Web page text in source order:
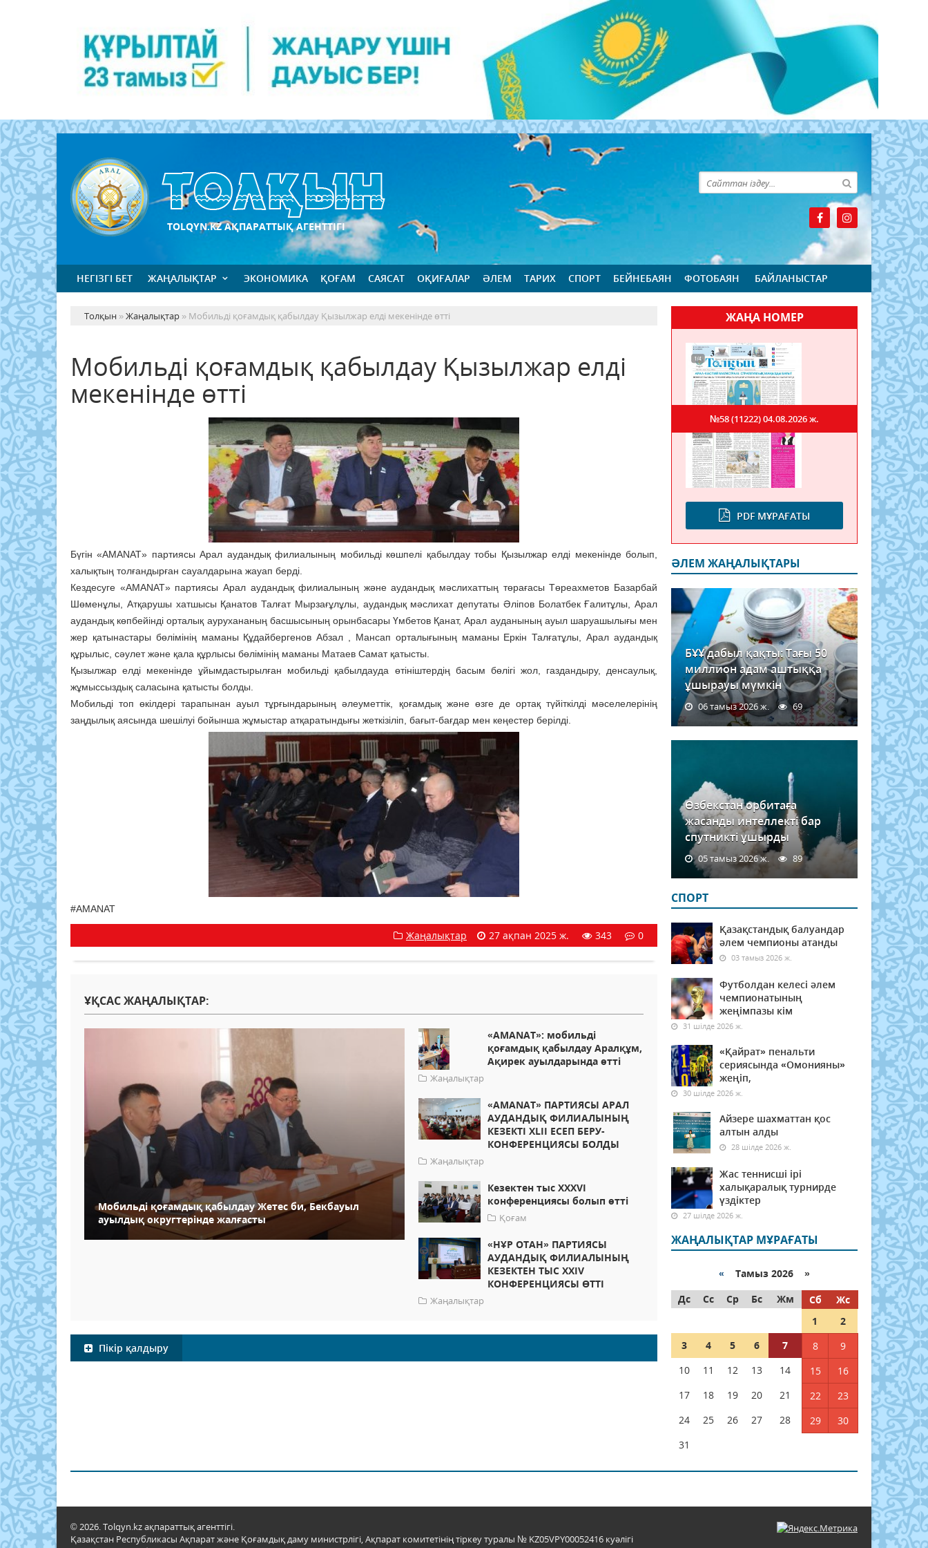
TOLQYN.KZ АҚПАРАТТЫҚ АГЕНТТІГІ
НЕГІЗГІ БЕТ ЖАҢАЛЫҚТАР ЭКОНОМИКА ҚОҒАМ САЯСАТ ОҚИҒАЛАР ӘЛЕМ ТАРИХ СПОРТ БЕЙНЕБАЯН ФОТОБАЯН БАЙЛАНЫСТАР
Толқын »Жаңалықтар » Мобильді қоғамдық қабылдау Қызылжар елді мекенінде өтті
Мобильді қоғамдық қабылдау Қызылжар елді
мекенінде өтті
Бүгін «AMANAT» партиясы Арал аудандық филиалының мобильді көшпелі қабылдау тобы Қызылжар елді мекенінде болып,
халықтың толғандырған сауалдарына жауап берді.
Кездесуге «AMANAT» партиясы Арал аудандық филиалының және аудандық мәслихаттың төрағасы Төреахметов Базарбай
Шөменұлы, Атқарушы хатшысы Қанатов Талғат Мырзағұлұлы, аудандық мәслихат депутаты Әліпов Болатбек Ғалитұлы, Арал
аудандық көпбейінді орталық аурухананың басшысының орынбасары Үмбетов Қанат, Арал ауданының ауыл шаруашылығы мен
жер қатынастары бөлімінің маманы Құдайбергенов Абзал , Мансап орталығының маманы Еркін Талғатұлы, Арал аудандық
құрылыс, сәулет және қала құрлысы бөлімінің маманы Матаев Самат қатысты.
Қызылжар елді мекенінде ұйымдастырылған мобильді қабылдауда өтініштердің басым бөлігі жол, газдандыру, денсаулық,
жұмыссыздық саласына қатысты болды.
Мобильді топ өкілдері тарапынан ауыл тұрғындарының әлеуметтік, қоғамдық және өзге де ортақ түйіткілді мәселелерінің
заңдылық аясында шешілуі бойынша жұмыстар атқаратындығы жеткізіліп, бағыт-бағдар мен кеңестер берілді.
#AMANAT
Жаңалықтар 27 ақпан 2025 ж. 343 0
ҰҚСАС ЖАҢАЛЫҚТАР:
Мобильді қоғамдық қабылдау Жетес би, Бекбауыл
ауылдық округтерінде жалғасты
«AMANAT»: мобильді
қоғамдық қабылдау Аралқұм,
Ақирек ауылдарында өтті
Жаңалықтар
«AMANAT» ПАРТИЯСЫ АРАЛ
АУДАНДЫҚ ФИЛИАЛЫНЫҢ
КЕЗЕКТІ XLII ЕСЕП БЕРУ-
КОНФЕРЕНЦИЯСЫ БОЛДЫ
Жаңалықтар
Кезектен тыс ХХХVI
конференциясы болып өтті
Қоғам
«НҰР ОТАН» ПАРТИЯСЫ
АУДАНДЫҚ ФИЛИАЛЫНЫҢ
КЕЗЕКТЕН ТЫС XXIV
КОНФЕРЕНЦИЯСЫ ӨТТІ
Жаңалықтар
Пікір қалдыру
ЖАҢА НОМЕР
PDF МҰРАҒАТЫ
№58 (11222)04.08.2026 ж.
ӘЛЕМ ЖАҢАЛЫҚТАРЫ
БҰҰ дабыл қақты: Тағы 50
миллион адам аштыққа
ұшырауы мүмкін
06 тамыз 2026 ж. 69
Өзбекстан орбитаға
жасанды интеллекті бар
спутникті ұшырды
05 тамыз 2026 ж. 89
СПОРТ
Қазақстандық балуандар
әлем чемпионы атанды
03 тамыз 2026 ж.
Футболдан келесі әлем
чемпионатының
жеңімпазы кім
31 шілде 2026 ж.
«Қайрат» пенальти
сериясында «Омонияны»
жеңіп,
30 шілде 2026 ж.
Айзере шахматтан қос
алтын алды
28 шілде 2026 ж.
Жас теннисші ірі
халықаралық турнирде
үздіктер
27 шілде 2026 ж.
ЖАҢАЛЫҚТАР МҰРАҒАТЫ
« Тамыз 2026 »
Дс
Сс Ср Бс Жм Сб
Жс
1
2
3
4 5 6 7 8
9
10
11 12 13 14 15
16
17
18 19 20 21 22
23
24
25 26 27 28 29
30
31
© 2026. Tolqyn.kz ақпараттық агенттігі.
Қазақстан Республикасы Ақпарат және Қоғамдық даму министрлігі, Ақпарат комитетінің тіркеу туралы № KZ05VPY00052416 куәлігі